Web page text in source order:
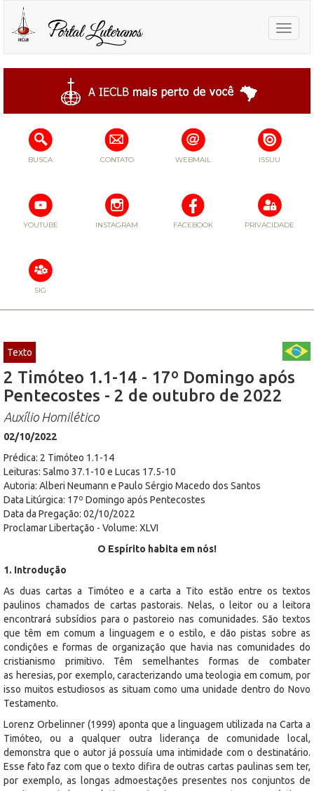
Toggle
BUSCA CONTATO WEBMAIL ISSUU
YOUTUBE INSTAGRAM FACEBOOK PRIVACIDADE
SIG
Texto
2 Timóteo 1.1-14 - 17º Domingo após
Pentecostes - 2 de outubro de 2022
Auxílio Homilético
02/10/2022
Prédica: 2 Timóteo 1.1-14
Leituras: Salmo 37.1-10 e Lucas 17.5-10
Autoria: Alberi Neumann e Paulo Sérgio Macedo dos Santos
Data Litúrgica: 17º Domingo após Pentecostes
Data da Pregação: 02/10/2022
Proclamar Libertação - Volume: XLVI
O Espírito habita em nós!
1. Introdução
As duas cartas a Timóteo e a carta a Tito estão entre os textos
paulinos chamados de cartas pastorais. Nelas, o leitor ou a leitora
encontrará subsídios para o pastoreio nas comunidades. São textos
que têm em comum a linguagem e o estilo, e dão pistas sobre as
condições e formas de organização que havia nas comunidades do
cristianismo primitivo. Têm semelhantes formas de combater
as heresias, por exemplo, caracterizando uma teologia em comum, por
isso muitos estudiosos as situam como uma unidade dentro do Novo
Testamento.
Lorenz Orbelinner (1999) aponta que a linguagem utilizada na Carta a
Timóteo, ou a qualquer outra liderança de comunidade local,
demonstra que o autor já possuía uma intimidade com o destinatário.
Esse fato faz com que o texto difira de outras cartas paulinas sem ter,
por exemplo, as longas admoestações presentes nos conjuntos de